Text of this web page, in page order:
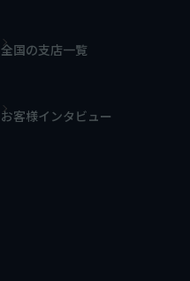
全国の支店一覧
お客様インタビュー